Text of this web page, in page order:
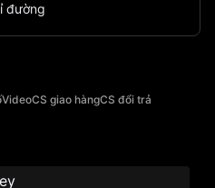
đường
VideoCS giao hàngCS đổi trả